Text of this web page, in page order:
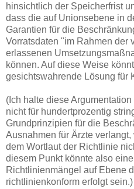
hinsichtlich der Speicherfrist
dass die auf Unionsebene in
Garantien für die
Vorratsdaten "im Rahmen der
erlassenen
können. Auf diese Weise
gesichtswahrende Lösung für
(Ich halte diese
nicht für hundertprozentig
Grundprinzipien für die
Ausnahmen für Ärzte
dem Wortlaut der Richtlinie
diesem Punkt könnte also
Richtlinienmängel auf Ebene
richtlinienkonform erfolgt sein.)